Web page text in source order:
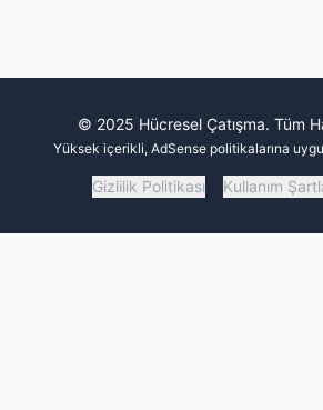
© 2025 Hücresel Çatışma. Tüm
Yüksek içerikli, AdSense politikalarına
Gizlilik Politikası Kullanım